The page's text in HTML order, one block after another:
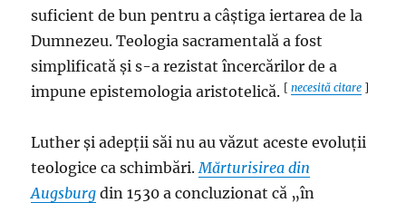
suficient de bun pentru a câștiga iertarea de la
Dumnezeu. Teologia sacramentală a fost
simplificată și s-a rezistat încercărilor de a
impune epistemologia aristotelică. [necesită citare ]
Luther și adepții săi nu au văzut aceste evoluții
teologice ca schimbări. Mărturisirea din
Augsburg din 1530 a concluzionat că „în